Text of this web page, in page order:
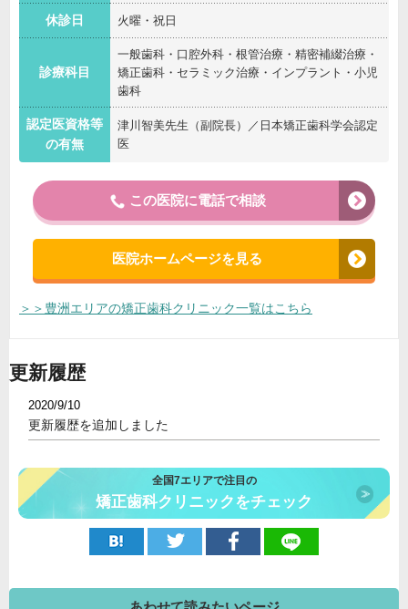
休診日 火曜・祝日
診療科目
一般歯科・口腔外科・根管治療・精密補綴治療・
矯正歯科・セラミック治療・インプラント・小児
歯科
認定医資格等
の有無
津川智美先生（副院長）／日本矯正歯科学会認定
医
この医院に電話で相談
医院ホームページを見る
＞＞豊洲エリアの矯正歯科クリニック一覧はこちら
更新履歴
2020/9/10
更新履歴を追加しました
全国7エリアで注目の
矯正歯科クリニックをチェック